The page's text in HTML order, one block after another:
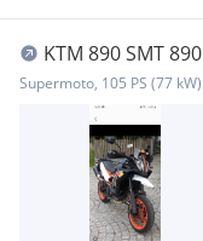
KTM 890 SMT 890
Supermoto, 105 PS (77 kW)